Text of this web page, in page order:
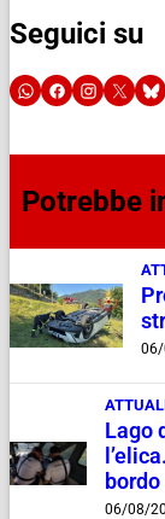
Seguici su
Potrebbe
Lago
bordo
06/08/